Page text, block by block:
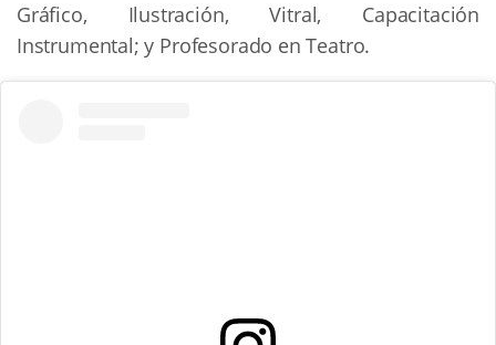
Gráfico, Ilustración, Vitral, Capacitación
Instrumental; y Profesorado en Teatro.